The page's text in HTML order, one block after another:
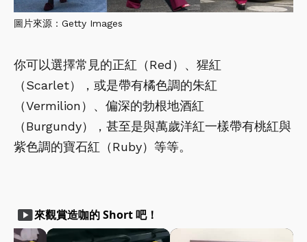
圖片來源：Getty Images
你可以選擇常見的正紅（Red）、猩紅
（Scarlet），或是帶有橘色調的朱紅
（Vermilion）、偏深的勃根地酒紅
（Burgundy），甚至是與萬歲洋紅一樣帶有桃紅與
紫色調的寶石紅（Ruby）等等。
smart_display來觀賞造咖的 Short 吧！